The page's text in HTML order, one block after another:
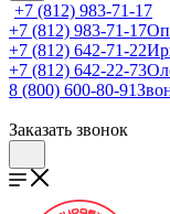
+7 (812) 983-71-17
+7 (812) 983-71-17
+7 (812) 642-71-22
+7 (812) 642-22-73
8 (800) 600-80-91
Заказать звонок